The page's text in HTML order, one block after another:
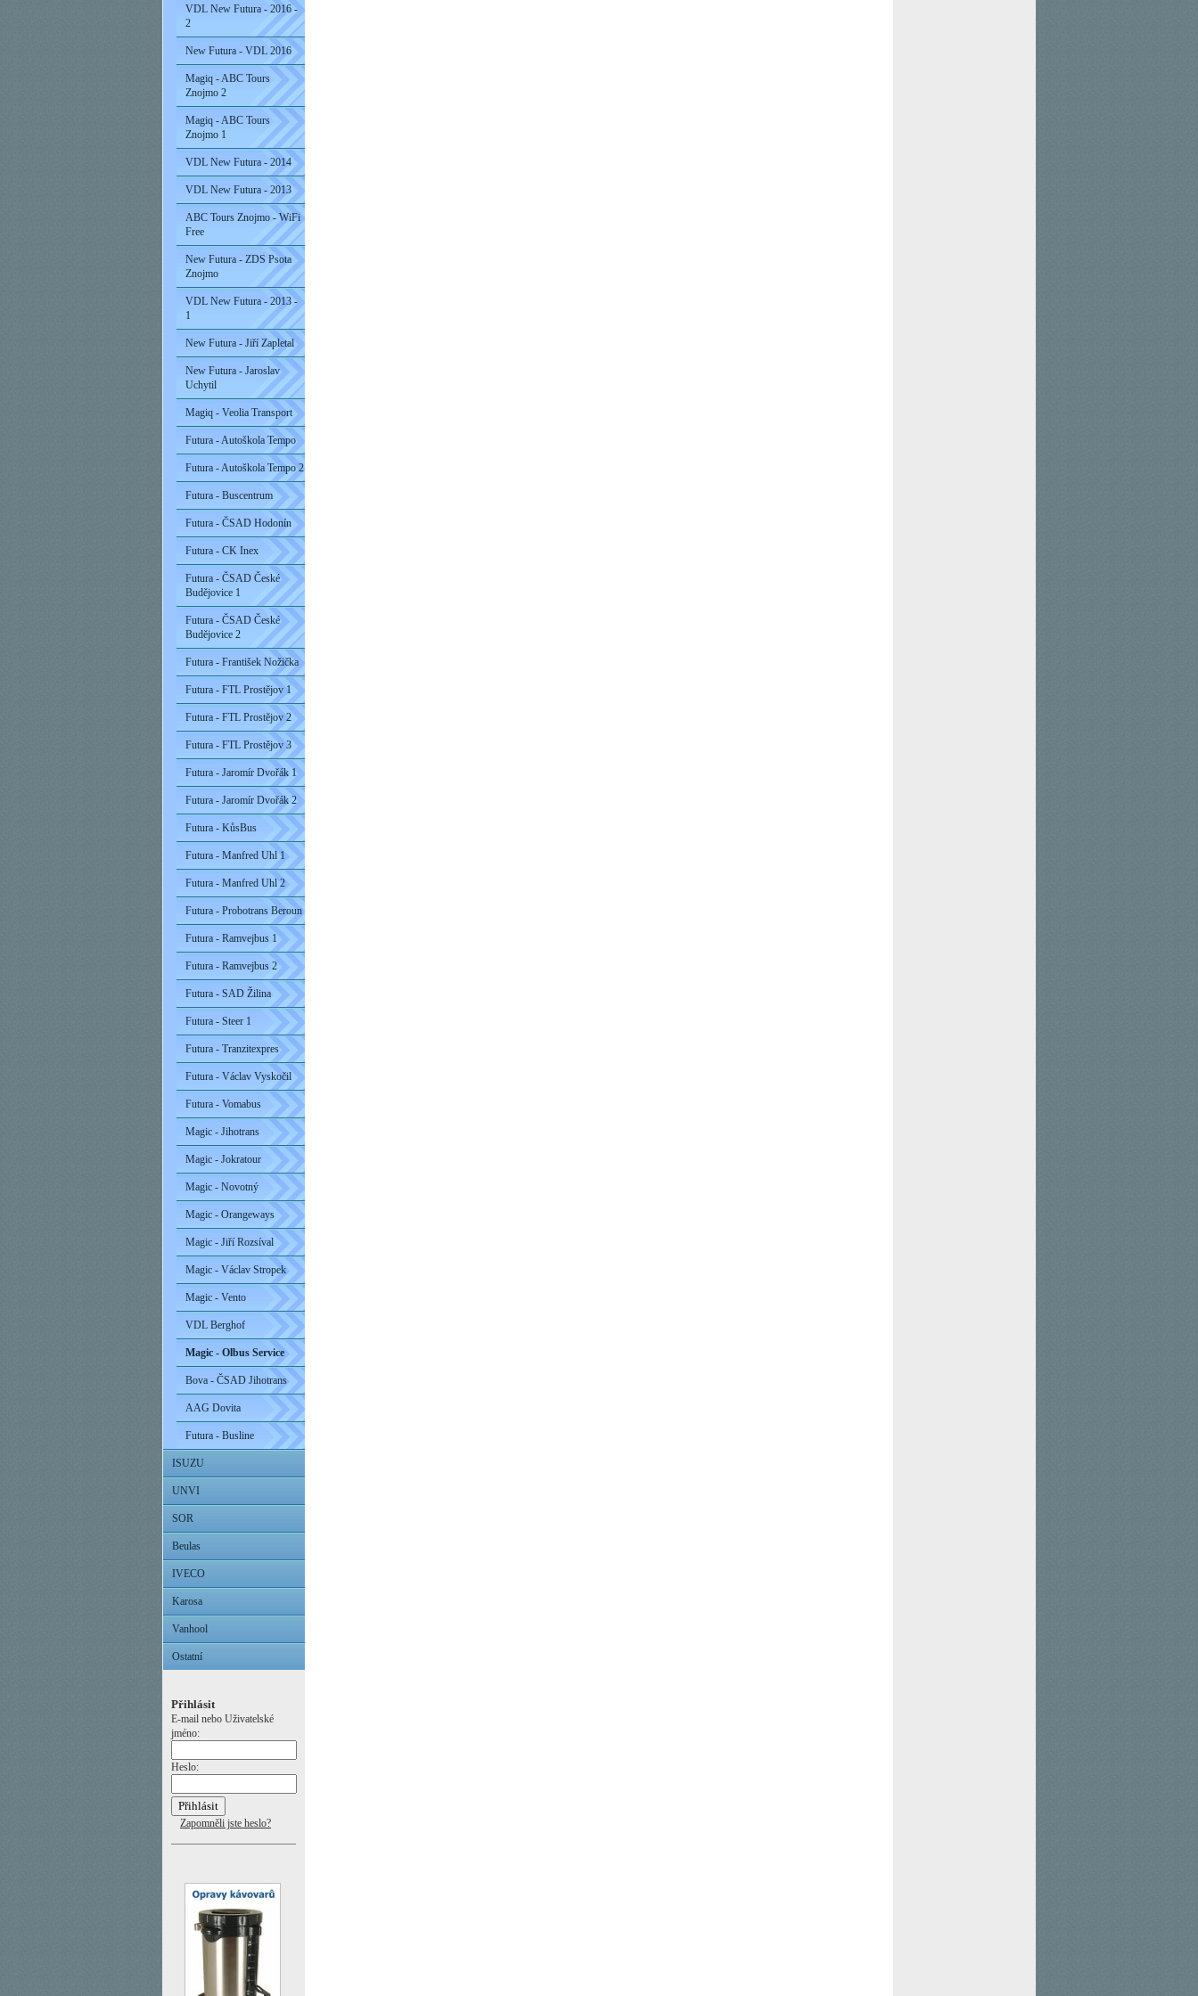
VDL New Futura - 2016 -
2
New Futura - VDL 2016
Magiq - ABC Tours
Znojmo 2
Magiq - ABC Tours
Znojmo 1
VDL New Futura - 2014
VDL New Futura - 2013
ABC Tours Znojmo - WiFi
Free
New Futura - ZDS Psota
Znojmo
VDL New Futura - 2013 -
1
New Futura - Jiří Zapletal
New Futura - Jaroslav
Uchytil
Magiq - Veolia Transport
Futura - Autoškola Tempo
Futura - Autoškola Tempo 2
Futura - Buscentrum
Futura - ČSAD Hodonín
Futura - CK Inex
Futura - ČSAD České
Budějovice 1
Futura - ČSAD České
Budějovice 2
Futura - František Nožička
Futura - FTL Prostějov 1
Futura - FTL Prostějov 2
Futura - FTL Prostějov 3
Futura - Jaromír Dvořák 1
Futura - Jaromír Dvořák 2
Futura - KůsBus
Futura - Manfred Uhl 1
Futura - Manfred Uhl 2
Futura - Probotrans Beroun
Futura - Ramvejbus 1
Futura - Ramvejbus 2
Futura - SAD Žilina
Futura - Steer 1
Futura - Tranzitexpres
Futura - Václav Vyskočil
Futura - Vomabus
Magic - Jihotrans
Magic - Jokratour
Magic - Novotný
Magic - Orangeways
Magic - Jiří Rozsíval
Magic - Václav Stropek
Magic - Vento
VDL Berghof
Magic - Olbus Service
Bova - ČSAD Jihotrans
AAG Dovita
Futura - Busline
ISUZU
UNVI
SOR
Beulas
IVECO
Karosa
Vanhool
Ostatní
Přihlásit
E-mail nebo Uživatelské
jméno:
Heslo:
Zapomněli jste heslo?